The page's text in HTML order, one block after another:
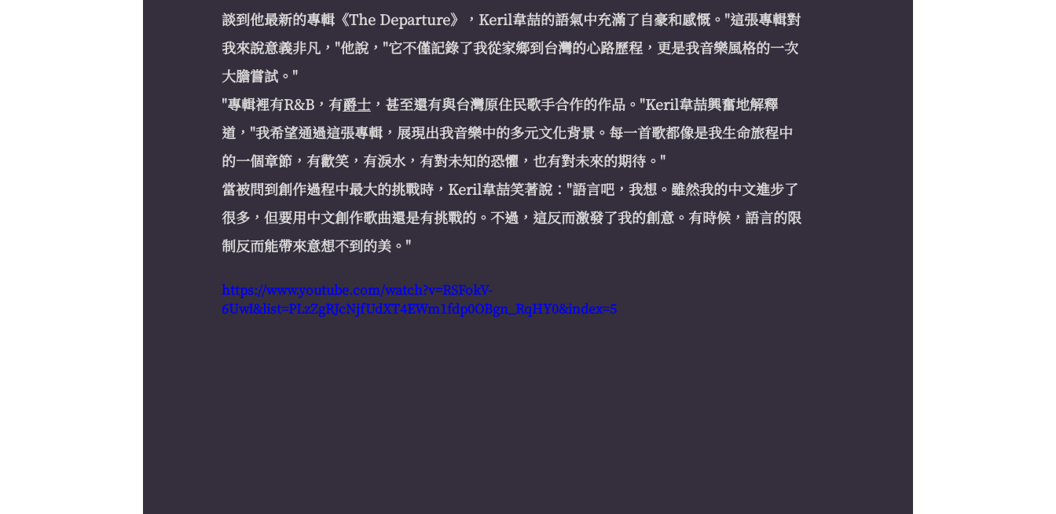
談到他最新的專輯《The Departure》，Keril韋喆的語氣中充滿了自豪和感慨。"這張專輯對
我來說意義非凡，"他說，"它不僅記錄了我從家鄉到台灣的心路歷程，更是我音樂風格的一次
大膽嘗試。"
"專輯裡有R&B，有爵士 ，甚至還有與台灣原住民歌手合作的作品。"Keril韋喆興奮地解釋
道，"我希望通過這張專輯，展現出我音樂中的多元文化背景。每一首歌都像是我生命旅程中
的一個章節，有歡笑，有淚水，有對未知的恐懼，也有對未來的期待。"
當被問到創作過程中最大的挑戰時，Keril韋喆笑著說："語言吧，我想。雖然我的中文進步了
很多，但要用中文創作歌曲還是有挑戰的。不過，這反而激發了我的創意。有時候，語言的限
制反而能帶來意想不到的美。"
https://www.youtube.com/watch?v=RSFokV-
6UwI&list=PLzZgRJcNjfUdXT4EWm1fdp0OBgn_RqHY0&index=5